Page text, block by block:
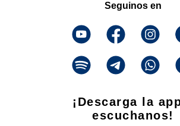
Seguinos en
¡Descarga la
escuchanos!